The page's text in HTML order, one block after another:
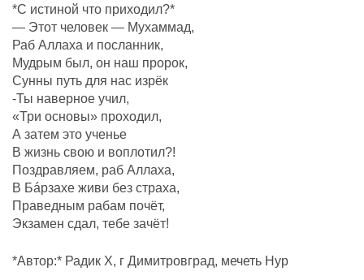
*С истиной что приходил?*
— Этот человек — Мухаммад,
Раб Аллаха и посланник,
Мудрым был, он наш пророк,
Сунны путь для нас изрёк
-Ты наверное учил,
«Три основы» проходил,
А затем это ученье
В жизнь свою и воплотил?!
Поздравляем, раб Аллаха,
В Бáрзахе живи без страха,
Праведным рабам почëт,
Экзамен сдал, тебе зачёт!
*Автор:* Радик Х, г Димитровград, мечеть Нур